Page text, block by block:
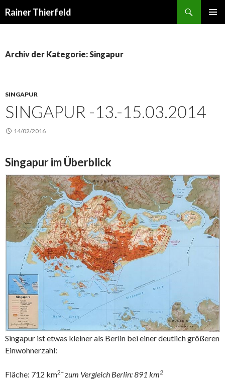
Rainer Thierfeld
Archiv der Kategorie: Singapur
SINGAPUR
SINGAPUR -13.-15.03.2014
14/02/2016
Singapur im Überblick
Singapur ist etwas kleiner als Berlin bei einer deutlich größeren
Einwohnerzahl:
Fläche: 712 km2–zum Vergleich Berlin: 891 km2